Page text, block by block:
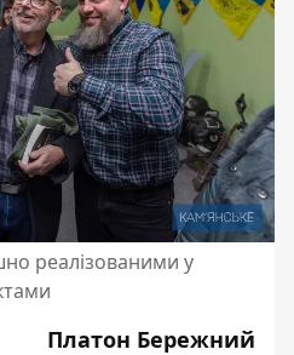
реалізованими у
Платон Бережний